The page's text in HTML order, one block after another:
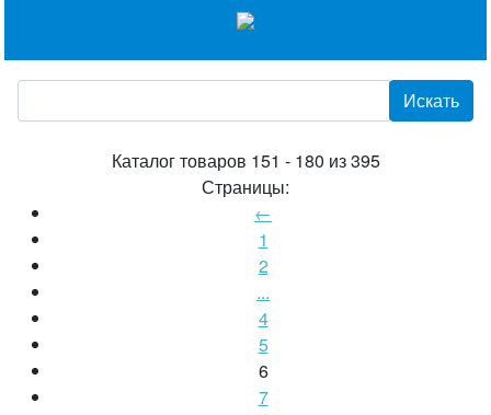
Каталог товаров 151 - 180 из 395
Страницы:
←
1
2
...
4
5
6
7